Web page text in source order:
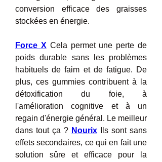
conversion efficace des graisses
stockées en énergie.
Force X Cela permet une perte de
poids durable sans les problèmes
habituels de faim et de fatigue. De
plus, ces gummies contribuent à la
détoxification du foie, à
l'amélioration cognitive et à un
regain d'énergie général. Le meilleur
dans tout ça ? Nourix Ils sont sans
effets secondaires, ce qui en fait une
solution sûre et efficace pour la